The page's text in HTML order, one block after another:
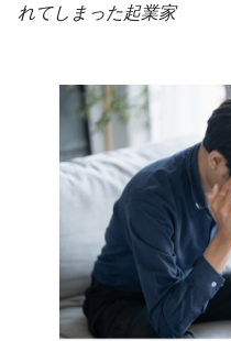
れてしまった起業家